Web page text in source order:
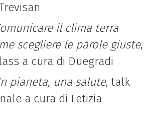
il clima terra
scegliere le parole giuste,
a cura di Duegradi
pianeta, una salute, talk
a cura di Letizia